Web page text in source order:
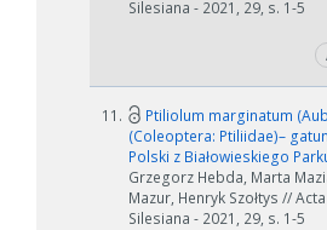
Silesiana - 2021, 29, s. 1-5
11.
Ptiliolum marginatum
(Coleoptera: Ptiliidae)–
Polski z Białowieskiego
Grzegorz Hebda, Marta
Mazur, Henryk Szołtys //
Silesiana - 2021, 29, s. 1-5